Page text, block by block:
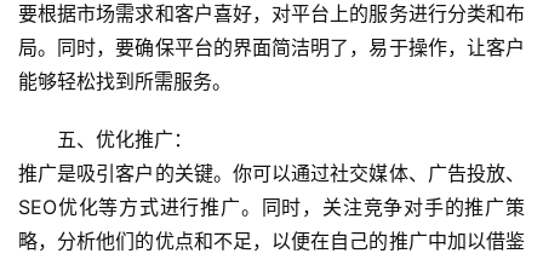
要根据市场需求和客户喜好，对平台上的服务进行分类和布
局。同时，要确保平台的界面简洁明了，易于操作，让客户
能够轻松找到所需服务。
五、优化推广：
推广是吸引客户的关键。你可以通过社交媒体、广告投放、
SEO优化等方式进行推广。同时，关注竞争对手的推广策
略，分析他们的优点和不足，以便在自己的推广中加以借鉴